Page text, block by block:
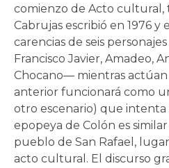
comienzo de Acto cultural,
Cabrujas escribió en 1976 y
carencias de seis
Francisco Javier, Amadeo,
Chocano— mientras actúan
anterior funcionará como
otro escenario) que
epopeya de Colón es
pueblo de San Rafael,
acto cultural. El discurso